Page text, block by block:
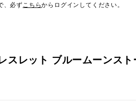
、必ずこちらからログインしてください。
スレット ブルームーンス